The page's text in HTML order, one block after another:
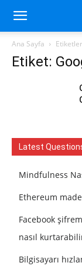
Ana Sayfa Etiketler
Etiket:
Latest
Mindfulness
Ethereum
Facebook
nasıl
Bilgisayarı